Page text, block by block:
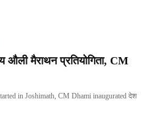
औली मैराथन प्रतियोगिता, CM
in Joshimath, CM Dhami inaugurated देश